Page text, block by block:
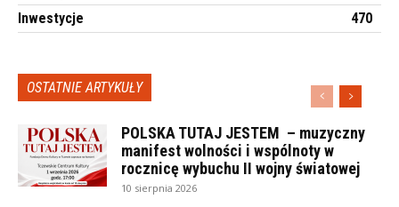
Inwestycje
470
OSTATNIE ARTYKUŁY
POLSKA TUTAJ JESTEM – muzyczny
manifest wolności i wspólnoty w
rocznicę wybuchu II wojny światowej
10 sierpnia 2026